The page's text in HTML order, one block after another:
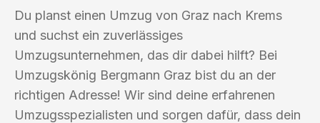
Du planst einen Umzug von Graz nach Krems
und suchst ein zuverlässiges
Umzugsunternehmen, das dir dabei hilft? Bei
Umzugskönig Bergmann Graz bist du an der
richtigen Adresse! Wir sind deine erfahrenen
Umzugsspezialisten und sorgen dafür, dass dein